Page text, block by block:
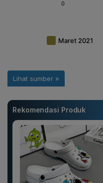
Rekomendasi Produk